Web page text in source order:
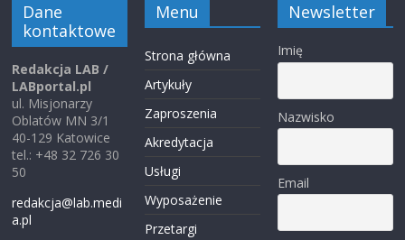
Dane
kontaktowe
Redakcja LAB /
LABportal.pl
ul. Misjonarzy
Oblatów MN 3/1
40-129 Katowice
tel.: +48 32 726 30
50
redakcja@lab.medi
a.pl
Menu
Strona główna
Artykuły
Zaproszenia
Akredytacja
Usługi
Wyposażenie
Przetargi
Newsletter
Imię
Nazwisko
Email